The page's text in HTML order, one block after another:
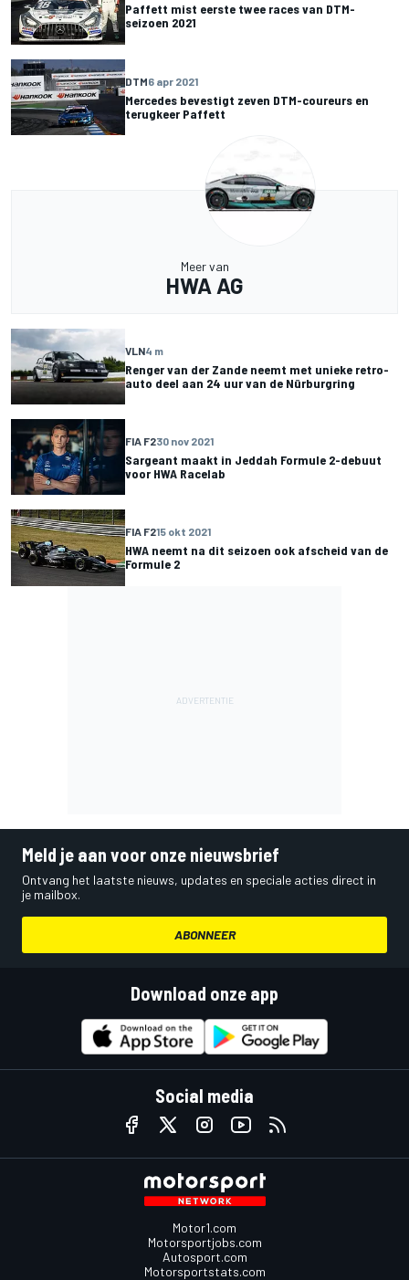
Paffett mist eerste twee races van DTM-
seizoen 2021
DTM6 apr 2021
Mercedes bevestigt zeven DTM-coureurs en
terugkeer Paffett
Meer van
HWA AG
VLN4 m
Renger van der Zande neemt met unieke retro-
auto deel aan 24 uur van de Nürburgring
FIA F230 nov 2021
Sargeant maakt in Jeddah Formule 2-debuut
voor HWA Racelab
FIA F215 okt 2021
HWA neemt na dit seizoen ook afscheid van de
Formule 2
Meld je aan voor onze nieuwsbrief
Ontvang het laatste nieuws, updates en speciale acties direct in
je mailbox.
ABONNEER
Download onze app
Social media
Motor1.com
Motorsportjobs.com
Autosport.com
Motorsportstats.com